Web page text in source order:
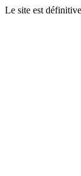
Le site est